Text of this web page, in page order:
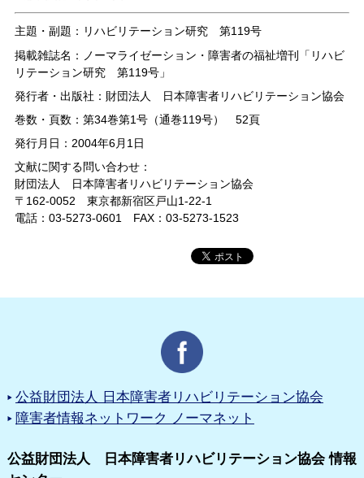
主題・副題：リハビリテーション研究 第119号
掲載雑誌名：ノーマライゼーション・障害者の福祉増刊「リハビ
リテーション研究 第119号」
発行者・出版社：財団法人 日本障害者リハビリテーション協会
巻数・頁数：第34巻第1号（通巻119号） 52頁
発行月日：2004年6月1日
文献に関する問い合わせ：
財団法人 日本障害者リハビリテーション協会
〒162-0052 東京都新宿区戸山1-22-1
電話：03-5273-0601 FAX：03-5273-1523
公益財団法人 日本障害者リハビリテーション協会
障害者情報ネットワーク ノーマネット
公益財団法人 日本障害者リハビリテーション協会 情報